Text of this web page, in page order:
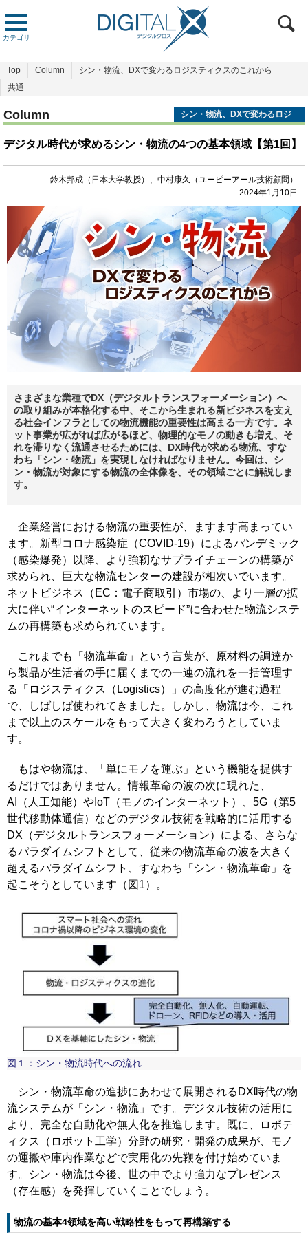
カテゴリ
Top Column
シン・物流、DXで変わるロジスティクスのこれから
共通
Column
シン・物流、DXで変わるロジ
スティクスのこれから
デジタル時代が求めるシン・物流の4つの基本領域【第1回】
鈴木邦成（日本大学教授）、中村康久（ユーピーアール技術顧問）
2024年1月10日
さまざまな業種でDX（デジタルトランスフォーメーション）へ
の取り組みが本格化する中、そこから生まれる新ビジネスを支え
る社会インフラとしての物流機能の重要性は高まる一方です。ネ
ット事業が広がれば広がるほど、物理的なモノの動きも増え、そ
れを滞りなく流通させるためには、DX時代が求める物流、すな
わち「シン・物流」を実現しなければなりません。今回は、シ
ン・物流が対象にする物流の全体像を、その領域ごとに解説しま
す。
企業経営における物流の重要性が、ますます高まってい
ます。新型コロナ感染症（COVID-19）によるパンデミック
（感染爆発）以降、より強靭なサプライチェーンの構築が
求められ、巨大な物流センターの建設が相次いでいます。
ネットビジネス（EC：電子商取引）市場の、より一層の拡
大に伴い“インターネットのスピード”に合わせた物流システ
ムの再構築も求められています。
これまでも「物流革命」という言葉が、原材料の調達か
ら製品が生活者の手に届くまでの一連の流れを一括管理す
る「ロジスティクス（Logistics）」の高度化が進む過程
で、しばしば使われてきました。しかし、物流は今、これ
まで以上のスケールをもって大きく変わろうとしていま
す。
もはや物流は、「単にモノを運ぶ」という機能を提供す
るだけではありません。情報革命の波の次に現れた、
AI（人工知能）やIoT（モノのインターネット）、5G（第5
世代移動体通信）などのデジタル技術を戦略的に活用する
DX（デジタルトランスフォーメーション）による、さらな
るパラダイムシフトとして、従来の物流革命の波を大きく
超えるパラダイムシフト、すなわち「シン・物流革命」を
起こそうとしています（図1）。
図１：シン・物流時代への流れ
シン・物流革命の進捗にあわせて展開されるDX時代の物
流システムが「シン・物流」です。デジタル技術の活用に
より、完全な自動化や無人化を推進します。既に、ロボテ
ィクス（ロボット工学）分野の研究・開発の成果が、モノ
の運搬や庫内作業などで実用化の先鞭を付け始めていま
す。シン・物流は今後、世の中でより強力なプレゼンス
（存在感）を発揮していくことでしょう。
物流の基本4領域を高い戦略性をもって再構築する